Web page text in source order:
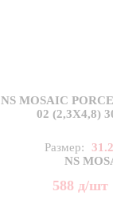
NS MOSAIC
02 (2,3X4,8)
Размер:
NS
588д/шт